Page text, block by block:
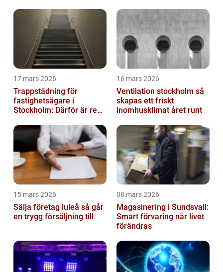
17 mars 2026
Trappstädning för
fastighetsägare i
Stockholm: Därför är rena
investering
16 mars 2026
Ventilation stockholm så
skapas ett friskt
inomhusklimat året runt
15 mars 2026
Sälja företag luleå så går
en trygg försäljning till
08 mars 2026
Magasinering i Sundsvall:
Smart förvaring när livet
förändras